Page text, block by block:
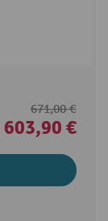
671,00 €
603,90 €